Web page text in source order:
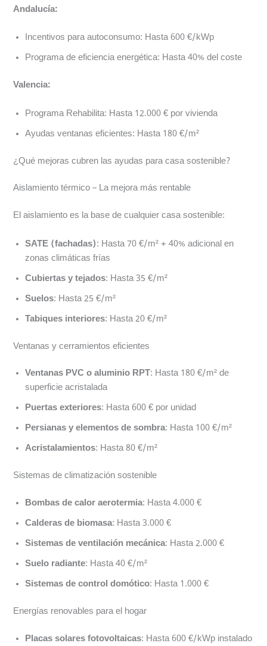
Andalucía:
Incentivos para autoconsumo: Hasta 600 €/kWp
Programa de eficiencia energética: Hasta 40% del coste
Valencia:
Programa Rehabilita: Hasta 12.000 € por vivienda
Ayudas ventanas eficientes: Hasta 180 €/m²
¿Qué mejoras cubren las ayudas para casa sostenible?
Aislamiento térmico – La mejora más rentable
El aislamiento es la base de cualquier casa sostenible:
SATE (fachadas): Hasta 70 €/m² + 40% adicional en
zonas climáticas frías
Cubiertas y tejados: Hasta 35 €/m²
Suelos: Hasta 25 €/m²
Tabiques interiores: Hasta 20 €/m²
Ventanas y cerramientos eficientes
Ventanas PVC o aluminio RPT: Hasta 180 €/m² de
superficie acristalada
Puertas exteriores: Hasta 600 € por unidad
Persianas y elementos de sombra: Hasta 100 €/m²
Acristalamientos: Hasta 80 €/m²
Sistemas de climatización sostenible
Bombas de calor aerotermia: Hasta 4.000 €
Calderas de biomasa: Hasta 3.000 €
Sistemas de ventilación mecánica: Hasta 2.000 €
Suelo radiante: Hasta 40 €/m²
Sistemas de control domótico: Hasta 1.000 €
Energías renovables para el hogar
Placas solares fotovoltaicas: Hasta 600 €/kWp instalado